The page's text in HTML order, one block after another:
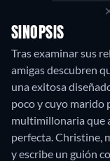
SINOPSIS
Tras examinar sus
amigas descubren
una exitosa
poco y cuyo marido
multimillonaria que
perfecta. Christine,
y escribe un guión